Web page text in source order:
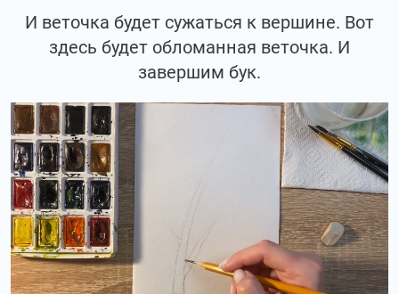
И веточка будет сужаться к вершине. Вот
здесь будет обломанная веточка. И
завершим бук.